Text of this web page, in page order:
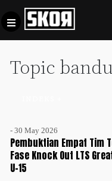
Topic
- 30 May 2026
Pembuktian Empat Tim
Fase Knock Out LTS
U-15
Football +
Sports
Update
+
Privacy
Media
Siber
Disclaimer